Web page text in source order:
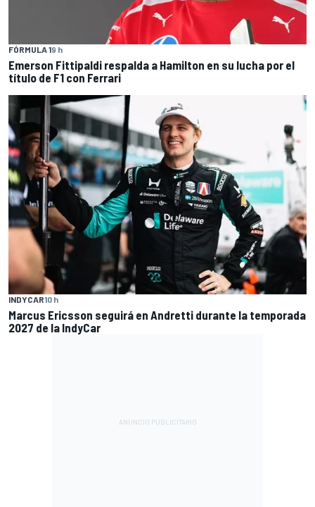
FÓRMULA 19 h
Emerson Fittipaldi respalda a Hamilton en su lucha por el
título de F1 con Ferrari
INDYCAR10 h
Marcus Ericsson seguirá en Andretti durante la temporada
2027 de la IndyCar